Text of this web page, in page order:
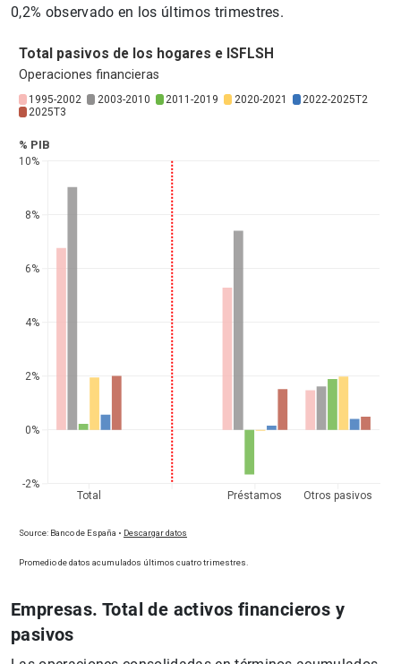
0,2% observado en los últimos trimestres.
Empresas. Total de activos financieros y
pasivos